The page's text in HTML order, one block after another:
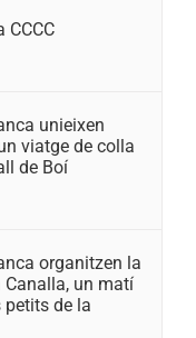
CCCC
unieixen
viatge de colla
de Boí
organitzen la
Canalla, un matí
petits de la